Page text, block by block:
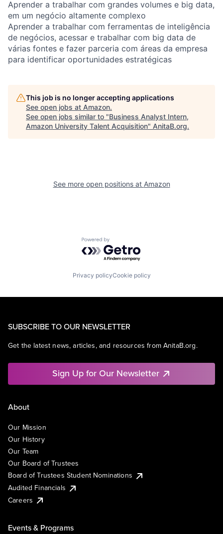
Aprender a trabalhar com grandes volumes e big data,
em um negócio altamente complexo
Aprender a trabalhar com ferramentas de inteligência
de negócios, acessar e trabalhar com big data de
várias fontes e fazer parceria com áreas da empresa
para identificar oportunidades estratégicas
This job is no longer accepting applications
See open jobs at Amazon.
See open jobs similar to "Business Analyst Intern,
Amazon University Talent Acquisition" AnitaB.org.
See more open positions at Amazon
Powered by Getro.com
Privacy policyCookie policy
SUBSCRIBE TO OUR NEWSLETTER
Get the latest news, articles, and resources from AnitaB.org.
Sign Up for Our Newsletter
About
Our Mission
Our History
Our Team
Our Board of Trustees
Board of Trustees Student Nominations
Audited Financials
Careers
Events & Programs